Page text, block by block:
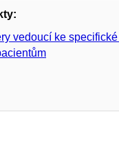
vedoucí ke